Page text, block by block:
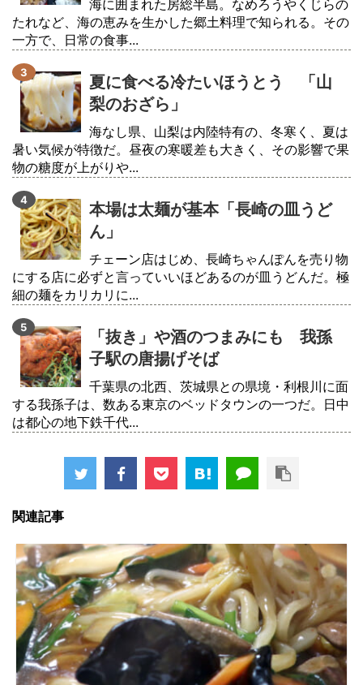
海に囲まれた房総半島。なめろうやくじらの
たれなど、海の恵みを生かした郷土料理で知られる。その
一方で、日常の食事...
夏に食べる冷たいほうとう 「山
梨のおざら」
海なし県、山梨は内陸特有の、冬寒く、夏は
暑い気候が特徴だ。昼夜の寒暖差も大きく、その影響で果
物の糖度が上がりや...
本場は太麺が基本「長崎の皿うど
ん」
チェーン店はじめ、長崎ちゃんぽんを売り物
にする店に必ずと言っていいほどあるのが皿うどんだ。極
細の麺をカリカリに...
「抜き」や酒のつまみにも 我孫
子駅の唐揚げそば
千葉県の北西、茨城県との県境・利根川に面
する我孫子は、数ある東京のベッドタウンの一つだ。日中
は都心の地下鉄千代...
関連記事